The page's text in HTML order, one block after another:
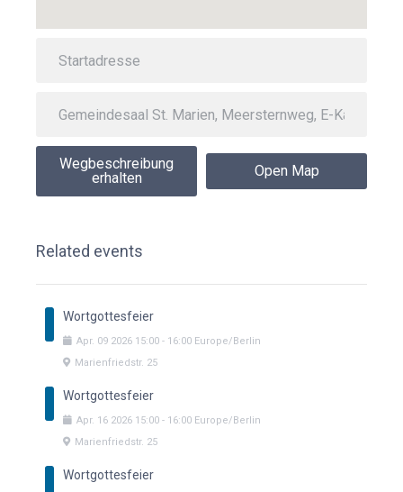
Wegbeschreibung
erhalten
Open Map
Related events
Wortgottesfeier
Apr. 09 2026 15:00 - 16:00 Europe/Berlin
Marienfriedstr. 25
Wortgottesfeier
Apr. 16 2026 15:00 - 16:00 Europe/Berlin
Marienfriedstr. 25
Wortgottesfeier